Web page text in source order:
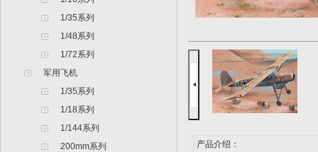
1/35系列
1/48系列
1/72系列
军用飞机
1/35系列
1/18系列
1/144系列
200mm系列
产品介绍：